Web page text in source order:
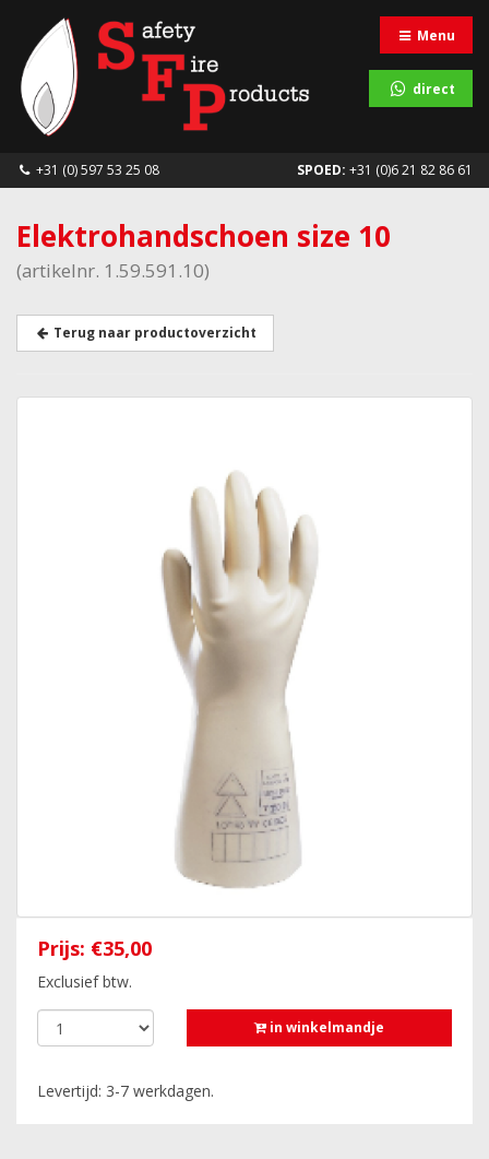
Menu
direct
+31 (0) 597 53 25 08 SPOED: +31 (0)6 21 82 86 61
Elektrohandschoen size 10
(artikelnr. 1.59.591.10)
Terug naar productoverzicht
Prijs: €35,00
Exclusief btw.
in winkelmandje
Levertijd: 3-7 werkdagen.